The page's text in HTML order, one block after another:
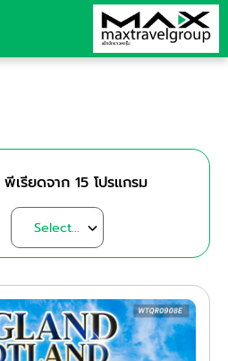
พีเรียดจาก 15 โปรแกรม